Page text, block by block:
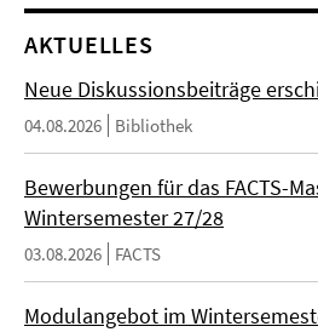
AKTUELLES
Neue Diskussionsbeiträge
04.08.2026 Bibliothek
Bewerbungen für das FACTS-
Wintersemester 27/28
03.08.2026 FACTS
Modulangebot im